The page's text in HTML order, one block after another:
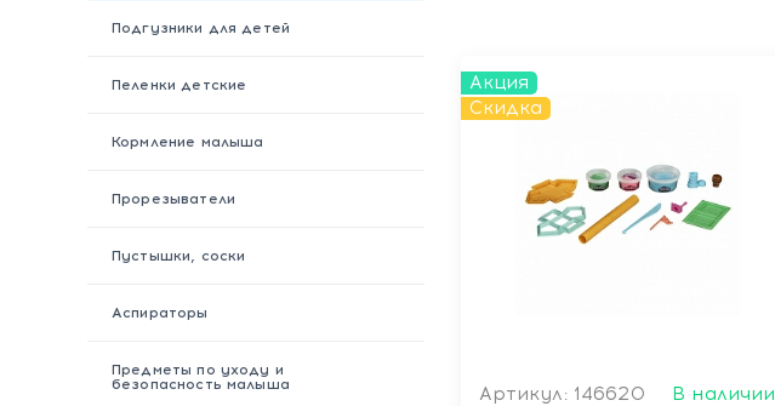
Подгузники для детей
Пеленки детские
Кормление малыша
Прорезыватели
Пустышки, соски
Аспираторы
Предметы по уходу и
безопасность малыша
Акция
Скидка
Артикул: 146620
В наличии